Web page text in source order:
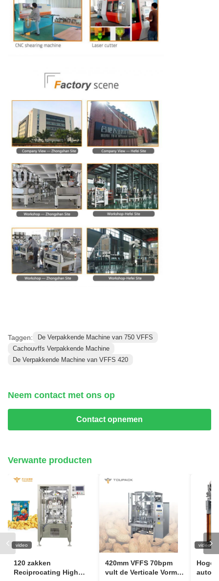
Taggen:
De Verpakkende Machine van 750 VFFS
Cachouvffs Verpakkende Machine
De Verpakkende Machine van VFFS 420
Neem contact met ons op
Contact opnemen
Verwante producten
video
120 zakken
Reciprocating High
420mm VFFS 70bpm
vult de Verticale Vorm
video
Hoge